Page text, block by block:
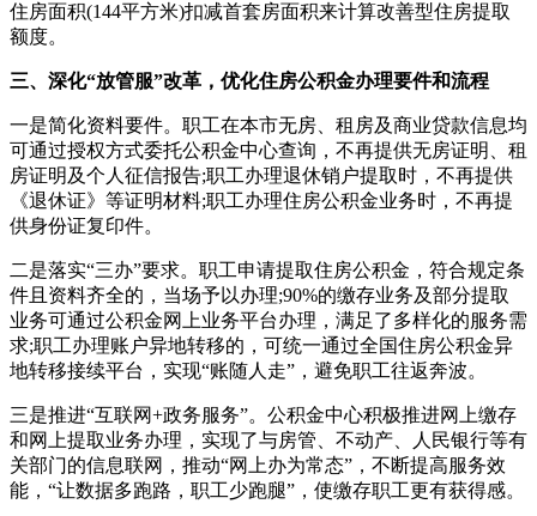
住房面积(144平方米)扣减首套房面积来计算改善型住房提取
额度。
三、深化“放管服”改革，优化住房公积金办理要件和流程
一是简化资料要件。职工在本市无房、租房及商业贷款信息均
可通过授权方式委托公积金中心查询，不再提供无房证明、租
房证明及个人征信报告;职工办理退休销户提取时，不再提供
《退休证》等证明材料;职工办理住房公积金业务时，不再提
供身份证复印件。
二是落实“三办”要求。职工申请提取住房公积金，符合规定条
件且资料齐全的，当场予以办理;90%的缴存业务及部分提取
业务可通过公积金网上业务平台办理，满足了多样化的服务需
求;职工办理账户异地转移的，可统一通过全国住房公积金异
地转移接续平台，实现“账随人走”，避免职工往返奔波。
三是推进“互联网+政务服务”。公积金中心积极推进网上缴存
和网上提取业务办理，实现了与房管、不动产、人民银行等有
关部门的信息联网，推动“网上办为常态”，不断提高服务效
能，“让数据多跑路，职工少跑腿”，使缴存职工更有获得感。